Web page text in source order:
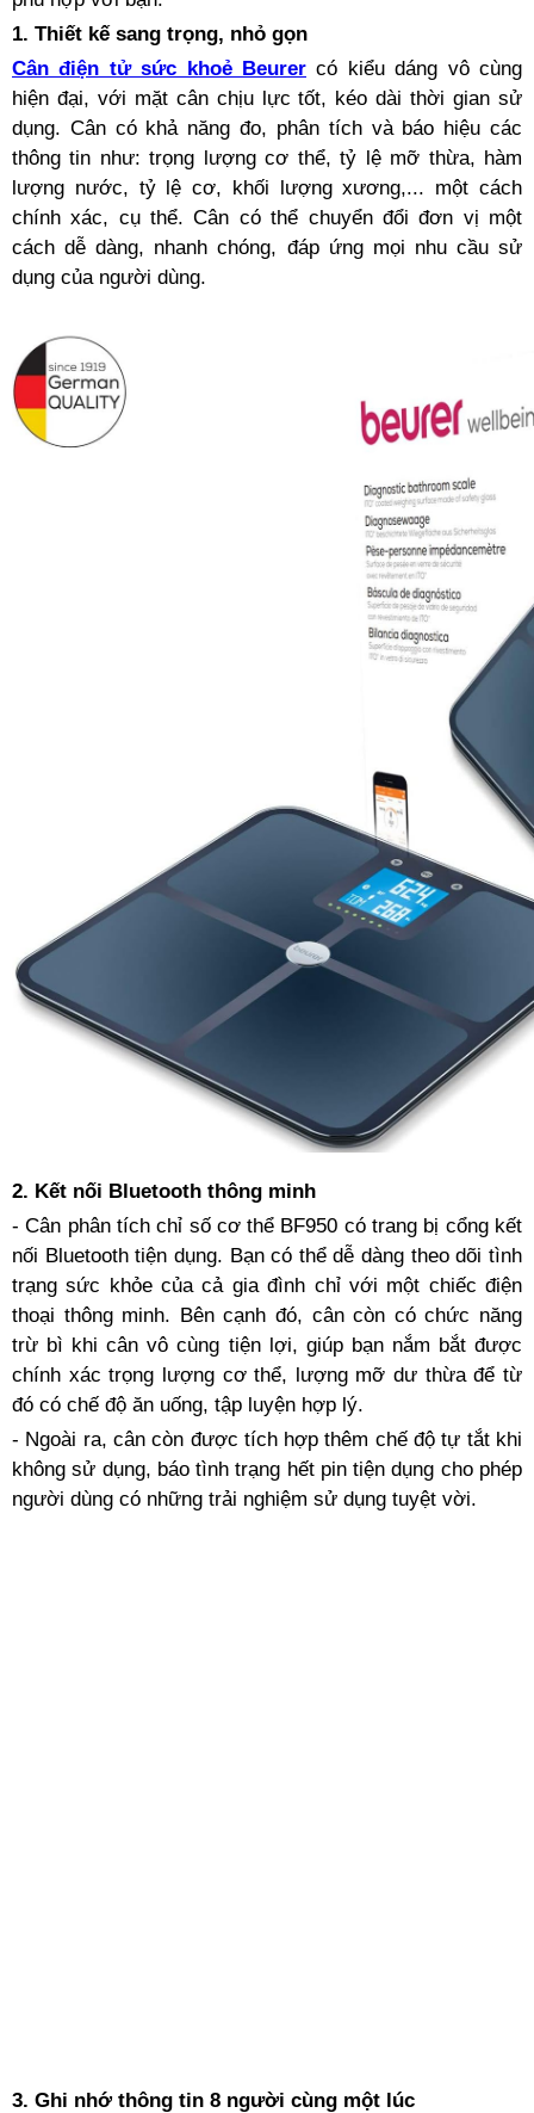
1. Thiết kế sang trọng, nhỏ gọn
Cân điện tử sức khoẻ Beurer có kiểu dáng vô cùng
hiện đại, với mặt cân chịu lực tốt, kéo dài thời gian sử
dụng. Cân có khả năng đo, phân tích và báo hiệu các
thông tin như: trọng lượng cơ thể, tỷ lệ mỡ thừa, hàm
lượng nước, tỷ lệ cơ, khối lượng xương,... một cách
chính xác, cụ thể. Cân có thể chuyển đổi đơn vị một
cách dễ dàng, nhanh chóng, đáp ứng mọi nhu cầu sử
dụng của người dùng.
2. Kết nối Bluetooth thông minh
- Cân phân tích chỉ số cơ thể BF950 có trang bị cổng kết
nối Bluetooth tiện dụng. Bạn có thể dễ dàng theo dõi tình
trạng sức khỏe của cả gia đình chỉ với một chiếc điện
thoại thông minh. Bên cạnh đó, cân còn có chức năng
trừ bì khi cân vô cùng tiện lợi, giúp bạn nắm bắt được
chính xác trọng lượng cơ thể, lượng mỡ dư thừa để từ
đó có chế độ ăn uống, tập luyện hợp lý.
- Ngoài ra, cân còn được tích hợp thêm chế độ tự tắt khi
không sử dụng, báo tình trạng hết pin tiện dụng cho phép
người dùng có những trải nghiệm sử dụng tuyệt vời.
3. Ghi nhớ thông tin 8 người cùng một lúc